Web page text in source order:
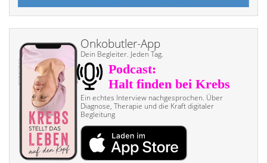
Onkobutler-App
Dein Begleiter. Jeden Tag.
Ein echtes Interview nach­gesprochen. Über
Diagnose, Therapie und die Kraft digitaler
Begleitung